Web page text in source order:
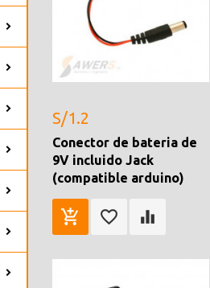
S/1.2
Conector de bateria de
9V incluido Jack
(compatible arduino)